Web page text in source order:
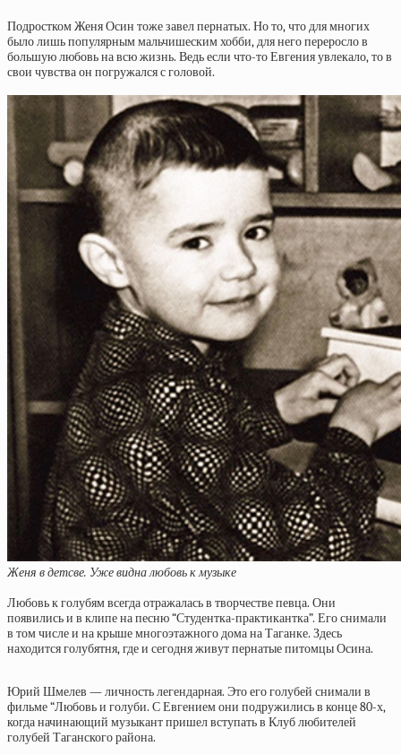
Подростком Женя Осин тоже завел пернатых. Но то, что для многих
было лишь популярным мальчишеским хобби, для него переросло в
большую любовь на всю жизнь. Ведь если что-то Евгения увлекало, то в
свои чувства он погружался с головой.
Женя в детсве. Уже видна любовь к музыке
Любовь к голубям всегда отражалась в творчестве певца. Они
появились и в клипе на песню “Студентка-практикантка”. Его снимали
в том числе и на крыше многоэтажного дома на Таганке. Здесь
находится голубятня, где и сегодня живут пернатые питомцы Осина.
Юрий Шмелев — личность легендарная. Это его голубей снимали в
фильме “Любовь и голуби. С Евгением они подружились в конце 80-х,
когда начинающий музыкант пришел вступать в Клуб любителей
голубей Таганского района.